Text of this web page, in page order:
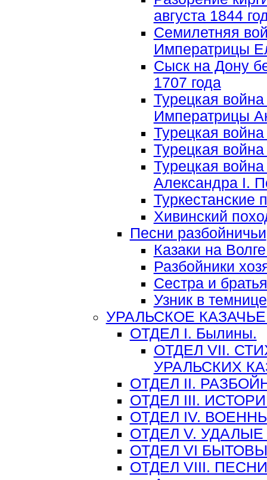
августа 1844
Семилетняя
Императрицы
Сыск на Дону
1707 года
Турецкая война
Императрицы
Турецкая война
Турецкая война
Турецкая
Александра I.
Туркестанские
Хивинский
Песни разбойничьи
Казаки на
Разбойники
Сестра и
Узник в темнице
УРАЛЬСКОЕ
ОТДЕЛ I. Былины.
ОТДЕЛ VII.
УРАЛЬСКИХ
ОТДЕЛ II.
ОТДЕЛ III.
ОТДЕЛ IV.
ОТДЕЛ V.
ОТДЕЛ VI
ОТДЕЛ VIII.